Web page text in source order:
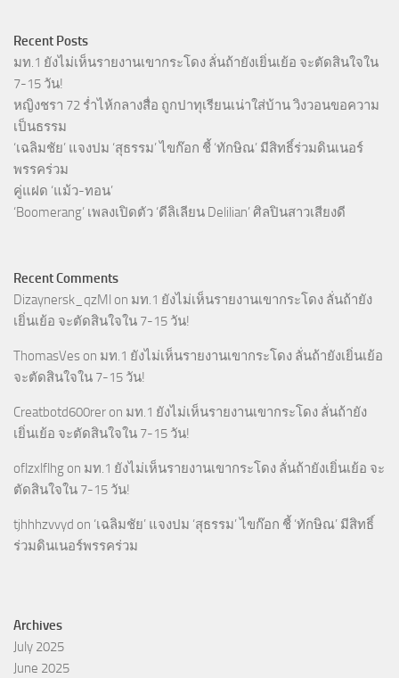
Recent Posts
มท.1 ยังไม่เห็นรายงานเขากระโดง ลั่นถ้ายังเยิ่นเย้อ จะตัดสินใจใน
7-15 วัน!
หญิงชรา 72 ร่ำไห้กลางสื่อ ถูกปาทุเรียนเน่าใส่บ้าน วิงวอนขอความ
เป็นธรรม
‘เฉลิมชัย’ แจงปม ‘สุธรรม’ ไขก๊อก ชี้ ‘ทักษิณ’ มีสิทธิ์ร่วมดินเนอร์
พรรคร่วม
คู่แฝด ‘แม้ว-ทอน’
‘Boomerang’ เพลงเปิดตัว ‘ดีลิเลียน Delilian’ ศิลปินสาวเสียงดี
Recent Comments
Dizaynersk_qzMl on มท.1 ยังไม่เห็นรายงานเขากระโดง ลั่นถ้ายัง
เยิ่นเย้อ จะตัดสินใจใน 7-15 วัน!
ThomasVes on มท.1 ยังไม่เห็นรายงานเขากระโดง ลั่นถ้ายังเยิ่นเย้อ
จะตัดสินใจใน 7-15 วัน!
Creatbotd600rer on มท.1 ยังไม่เห็นรายงานเขากระโดง ลั่นถ้ายัง
เยิ่นเย้อ จะตัดสินใจใน 7-15 วัน!
oflzxlflhg on มท.1 ยังไม่เห็นรายงานเขากระโดง ลั่นถ้ายังเยิ่นเย้อ จะ
ตัดสินใจใน 7-15 วัน!
tjhhhzvvyd on ‘เฉลิมชัย’ แจงปม ‘สุธรรม’ ไขก๊อก ชี้ ‘ทักษิณ’ มีสิทธิ์
ร่วมดินเนอร์พรรคร่วม
Archives
July 2025
June 2025